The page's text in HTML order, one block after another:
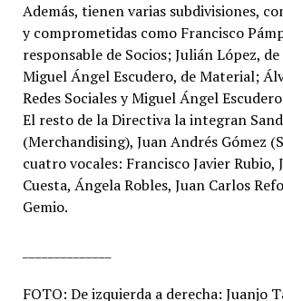
Además, tienen varias subdivisiones,
y comprometidas como Francisco
responsable de Socios; Julián López,
Miguel Ángel Escudero, de Material;
Redes Sociales y Miguel Ángel
El resto de la Directiva la integran
(Merchandising), Juan Andrés Gómez
cuatro vocales: Francisco Javier Rubio,
Cuesta, Ángela Robles, Juan Carlos
Gemio.
FOTO: De izquierda a derecha: Juanjo